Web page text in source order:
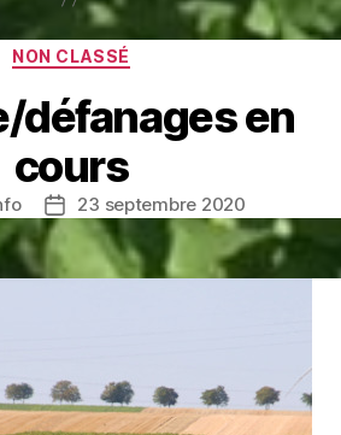
Catégories
NON CLASSÉ
défanages en
cours
Date
de
l’article
23 septembre 2020